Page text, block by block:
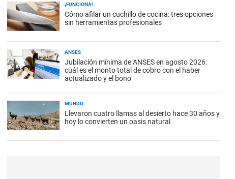
¡FUNCIONA!
Cómo afilar un cuchillo de cocina: tres opciones
sin herramientas profesionales
ANSES
Jubilación mínima de ANSES en agosto 2026:
cuál es el monto total de cobro con el haber
actualizado y el bono
MUNDO
Llevaron cuatro llamas al desierto hace 30 años y
hoy lo convierten un oasis natural